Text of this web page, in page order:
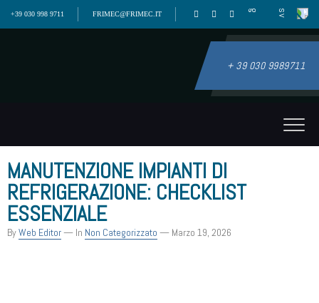
+39 030 998 9711 FRIMEC@FRIMEC.IT
+ 39 030 9989711
MANUTENZIONE IMPIANTI DI
REFRIGERAZIONE: CHECKLIST
ESSENZIALE
ByWeb Editor— In Non Categorizzato — Marzo 19, 2026